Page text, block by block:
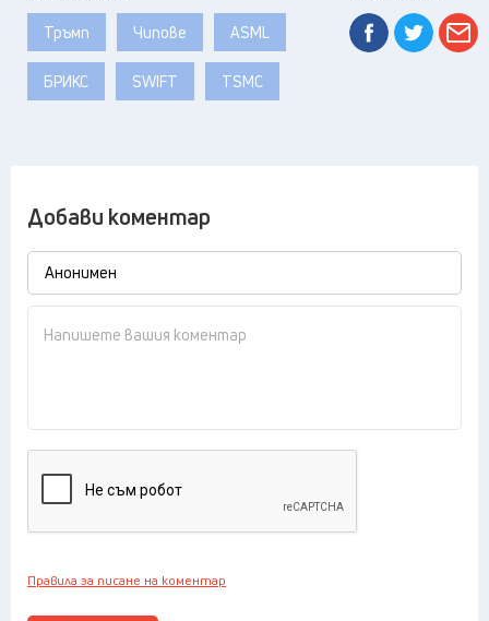
Тръмп Чипове ASML
БРИКС SWIFT TSMC
Добави коментар
Правила за писане на коментар